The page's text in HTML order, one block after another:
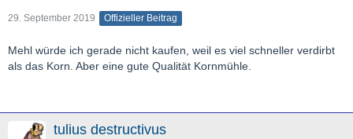
29. September 2019 Offizieller Beitrag
Mehl würde ich gerade nicht kaufen, weil es viel schneller verdirbt
als das Korn. Aber eine gute Qualität Kornmühle.
tulius destructivus